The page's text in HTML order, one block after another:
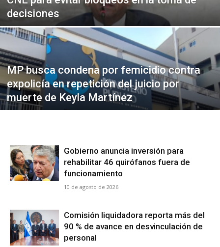
Libertad y Refundación
Frente Amplio
Centro Social Cristianos
Nueva Ruta
Noticias
Contáctenos
Manténgase informado de nuestro contenido, recibiendo
noticias directamente en su correo electrónico.
Libertad y Refundación
Frente Amplio
Centro Social Cristianos
Nueva Ruta
Noticias
Contáctenos
Manténgase informado de nuestro contenido, recibiendo
noticias directamente en su correo electrónico.
decisiones
MP busca condena por femicidio contra
expolicía en repetición del juicio por
muerte de Keyla Martínez
Gobierno anuncia inversión para
rehabilitar 46 quirófanos fuera de
funcionamiento
10 de agosto de 2026
Comisión liquidadora reporta más del
90 % de avance en desvinculación de
personal